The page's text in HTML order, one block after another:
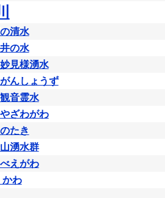
清水
の水
見様湧水
んしょうず
音霊水
ざわがわ
たき
湧水群
えがわ
かわ